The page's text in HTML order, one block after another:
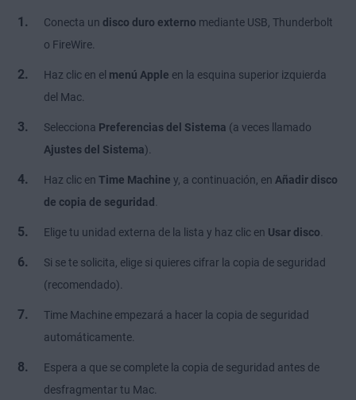
Conecta un disco duro externo mediante USB, Thunderbolt
o FireWire.
Haz clic en el menú Apple en la esquina superior izquierda
del Mac.
Selecciona Preferencias del Sistema (a veces llamado
Ajustes del Sistema).
Haz clic en Time Machine y, a continuación, en Añadir disco
de copia de seguridad .
Elige tu unidad externa de la lista y haz clic en Usar disco.
Si se te solicita, elige si quieres cifrar la copia de seguridad
(recomendado).
Time Machine empezará a hacer la copia de seguridad
automáticamente.
Espera a que se complete la copia de seguridad antes de
desfragmentar tu Mac.